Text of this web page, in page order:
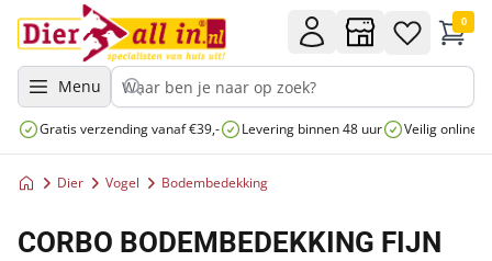
Menu
0
Gratis verzending vanaf €39,- Levering binnen 48 uur Veilig online
Dier Vogel Bodembedekking
CORBO BODEMBEDEKKING FIJN